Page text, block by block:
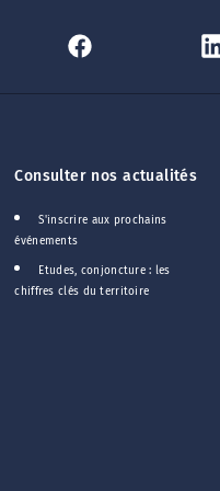
Consulter nos actualités
S'inscrire aux prochains
événements
Etudes, conjoncture : les
chiffres clés du territoire